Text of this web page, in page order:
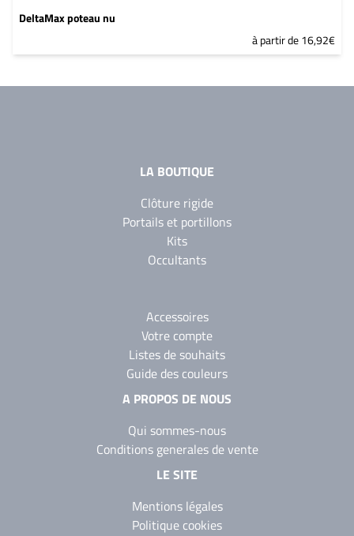
DeltaMax poteau nu
à partir de 16,92€
LA BOUTIQUE
Clôture rigide
Portails et portillons
Kits
Occultants
Accessoires
Votre compte
Listes de souhaits
Guide des couleurs
A PROPOS DE NOUS
Qui sommes-nous
Conditions generales de vente
LE SITE
Mentions légales
Politique cookies